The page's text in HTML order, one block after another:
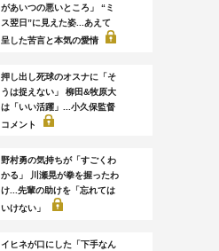
があいつの悪いところ」 “ミ
ス翌日”に見えた姿...あえて
呈した苦言と本気の愛情
押し出し死球のオスナに「そ
うは捉えない」 柳田&牧原大
は「いい活躍」...小久保監督
コメント
野村勇の気持ちが「すごくわ
かる」 川瀬晃が拳を握ったわ
け...先輩の助けを「忘れては
いけない」
イヒネが口にした「下手なん